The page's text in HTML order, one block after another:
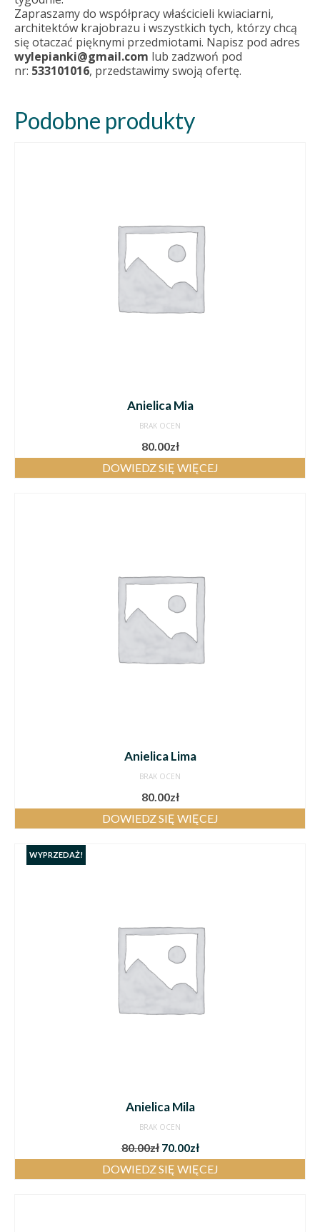
Zapraszamy do współpracy właścicieli kwiaciarni,
architektów krajobrazu i wszystkich tych, którzy chcą
się otaczać pięknymi przedmiotami. Napisz pod adres
wylepianki@gmail.com lub zadzwoń pod
nr: 533101016, przedstawimy swoją ofertę.
Podobne produkty
Anielica Mia
BRAK OCEN
80.00zł
DOWIEDZ SIĘ WIĘCEJ
Anielica Lima
BRAK OCEN
80.00zł
DOWIEDZ SIĘ WIĘCEJ
WYPRZEDAŻ!
Anielica Mila
BRAK OCEN
80.00zł 70.00zł
DOWIEDZ SIĘ WIĘCEJ